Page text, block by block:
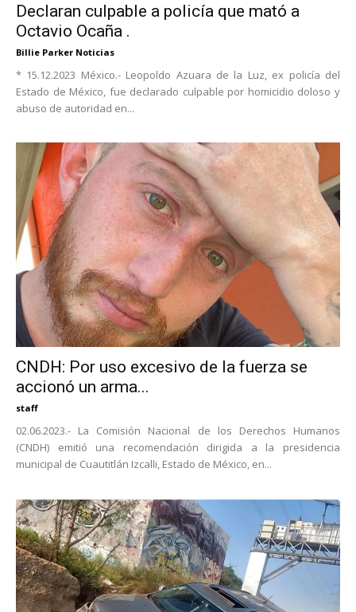
Declaran culpable a policía que mató a
Octavio Ocaña .
Billie Parker Noticias
* 15.12.2023 México.- Leopoldo Azuara de la Luz, ex policía del
Estado de México, fue declarado culpable por homicidio doloso y
abuso de autoridad en...
CNDH: Por uso excesivo de la fuerza se
accionó un arma...
staff
02.06.2023.- La Comisión Nacional de los Derechos Humanos
(CNDH) emitió una recomendación dirigida a la presidencia
municipal de Cuautitlán Izcalli, Estado de México, en...